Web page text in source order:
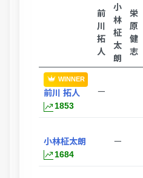
前
川
拓
人
小
林
柾
太
朗
栄
原
健
志
WINNER
前川 拓人
1853
ー
小林柾太朗
1684
ー